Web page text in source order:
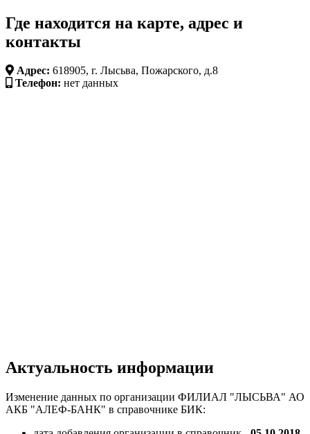
Где находится на карте, адрес и
контакты
Адрес: 618905, г. Лысьва, Пожарского, д.8
Телефон: нет данных
Актуальность информации
Изменение данных по организации ФИЛИАЛ "ЛЫСЬВА" АО
АКБ "АЛЕФ-БАНК" в справочнике БИК: